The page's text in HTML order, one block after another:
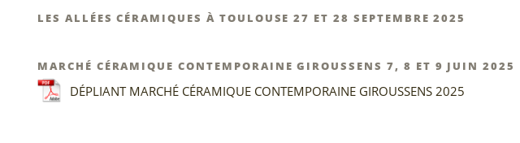
LES ALLÉES CÉRAMIQUES À TOULOUSE 27 ET 28 SEPTEMBRE 2025
MARCHÉ CÉRAMIQUE CONTEMPORAINE GIROUSSENS 7, 8 ET 9 JUIN 2025
DÉPLIANT MARCHÉ CÉRAMIQUE CONTEMPORAINE GIROUSSENS 2025